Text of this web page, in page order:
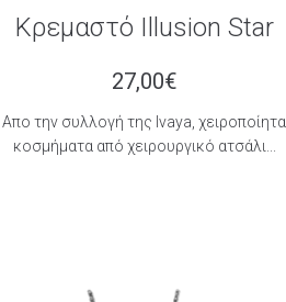
Κρεμαστό Illusion Star
27,00€
Aπο την συλλογή της Ιvaya, χειροποίητα
κοσμήματα από χειρουργικό ατσάλι...